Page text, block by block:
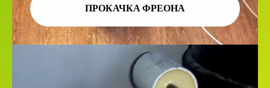
ПРОКАЧКА ФРЕОНА